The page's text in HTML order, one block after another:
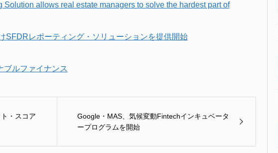
Solution allows real estate managers to solve the hardest part of
SFDRレポーティング・ソリューションを提供開始
ブルファイナンス
・スコア
Google・MAS、気候変動Fintechインキュベータ
ープログラムを開始